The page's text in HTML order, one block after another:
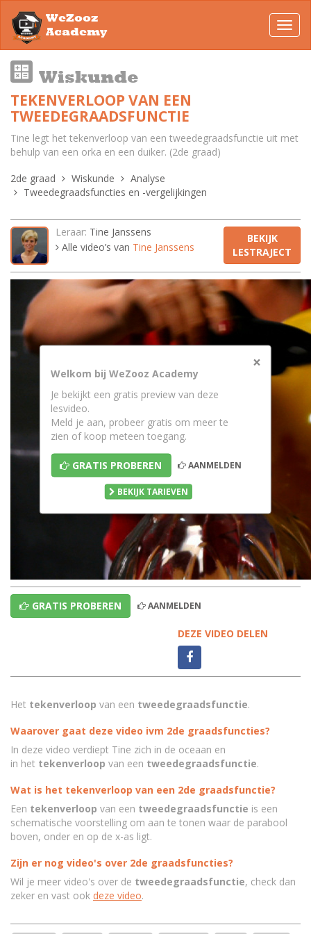
WeZooz
Academy
Wiskunde
TEKENVERLOOP VAN EEN
TWEEDEGRAADSFUNCTIE
Tine legt het tekenverloop van een tweedegraadsfunctie uit met
behulp van een orka en een duiker. (2de graad)
2de graad
Wiskunde
Analyse
Tweedegraadsfuncties en -vergelijkingen
Leraar: Tine Janssens
Alle video’s van Tine Janssens
BEKIJK
LESTRAJECT
×
Welkom bij WeZooz Academy
Je bekijkt een gratis preview van deze
lesvideo.
Meld je aan, probeer gratis om meer te
zien of koop meteen toegang.
GRATIS PROBEREN AANMELDEN
BEKIJK TARIEVEN
GRATIS PROBEREN AANMELDEN
DEZE VIDEO DELEN
Het tekenverloop van een tweedegraadsfunctie.
Waarover gaat deze video ivm 2de graadsfuncties?
In deze video verdiept Tine zich in de oceaan en
in het tekenverloop van een tweedegraadsfunctie.
Wat is het tekenverloop van een 2de graadsfunctie?
Een tekenverloop van een tweedegraadsfunctie is een
schematische voorstelling om aan te tonen waar de parabool
boven, onder en op de x-as ligt.
Zijn er nog video's over 2de graadsfuncties?
Wil je meer video's over de tweedegraadsfunctie, check dan
zeker en vast ook deze video.